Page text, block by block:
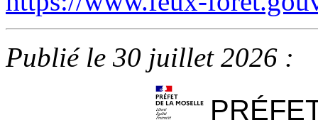
Publié le 30 juillet 2026 :